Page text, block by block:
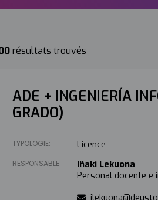
résultats trouvés
ADE + INGENIERÍA
GRADO)
TYPOLOGIE: Licence
RESPONSABLE:
Iñaki Lekuona
Personal docente e